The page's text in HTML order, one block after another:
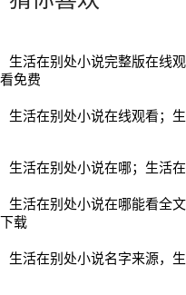
生活在别处小说完整版在线
看免费
生活在别处小说在线观看；
生活在别处小说在哪；生活
生活在别处小说在哪能看全
下载
生活在别处小说名字来源，